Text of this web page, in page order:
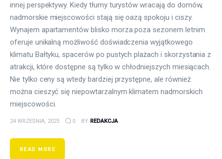
innej perspektywy. Kiedy tłumy turystów wracają do domów,
nadmorskie miejscowości stają się oazą spokoju i ciszy.
Wynajem apartamentów blisko morza poza sezonem letnim
oferuje unikalną możliwość doświadczenia wyjątkowego
klimatu Bałtyku, spacerów po pustych plażach i skorzystania z
atrakcji, które dostępne są tylko w chłodniejszych miesiącach.
Nie tylko ceny są wtedy bardziej przystępne, ale również
można cieszyć się niepowtarzalnym klimatem nadmorskich
miejscowości.
24 WRZEŚNIA, 2025 0 BY REDAKCJA
READ MORE